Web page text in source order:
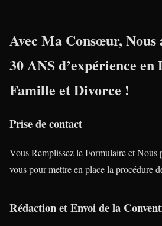
Avec Ma Consœur, Nous
30 ANSd’expérience en
Famille etDivorce !
Prise de contact
Vous Remplissez le Formulaire et Nous
vous pour mettre en place la procédure
Rédaction et Envoi de la